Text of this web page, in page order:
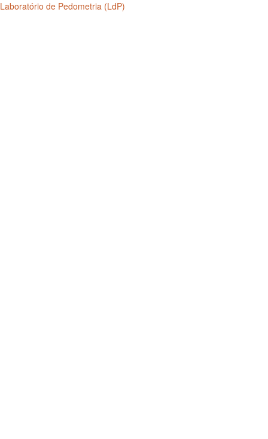
Laboratório de Pedometria (LdP)